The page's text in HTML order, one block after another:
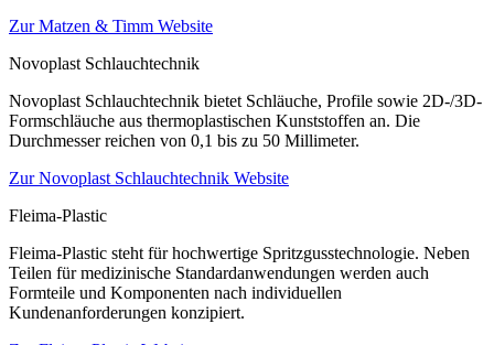
Zur Matzen & Timm Website
Novoplast Schlauchtechnik
Novoplast Schlauchtechnik bietet Schläuche, Profile sowie 2D-/3D-
Formschläuche aus thermoplastischen Kunststoffen an. Die
Durchmesser reichen von 0,1 bis zu 50 Millimeter.
Zur Novoplast Schlauchtechnik Website
Fleima-Plastic
Fleima-Plastic steht für hochwertige Spritzgusstechnologie. Neben
Teilen für medizinische Standardanwendungen werden auch
Formteile und Komponenten nach individuellen
Kundenanforderungen konzipiert.